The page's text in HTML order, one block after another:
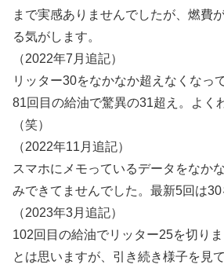
まで実感ありませんでしたが、燃費
る気がします。
（2022年7月追記）
リッター30をなかなか超えなくなっ
81回目の給油で驚異の31超え。よく
（笑）
（2022年11月追記）
スマホにメモっているデータをなか
みできてませんでした。最新5回は30
（2023年3月追記）
102回目の給油でリッター25を切り
とは思いますが、引き続き様子を見